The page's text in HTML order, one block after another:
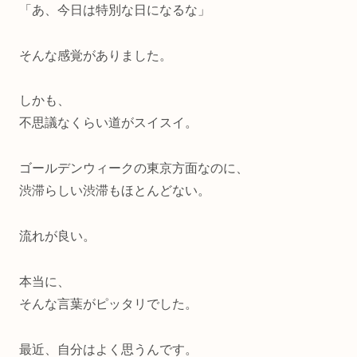
「あ、今日は特別な日になるな」
そんな感覚がありました。
しかも、
不思議なくらい道がスイスイ。
ゴールデンウィークの東京方面なのに、
渋滞らしい渋滞もほとんどない。
流れが良い。
本当に、
そんな言葉がピッタリでした。
最近、自分はよく思うんです。